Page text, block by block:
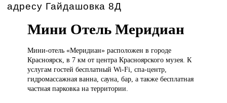
адресу Гайдашовка 8Д
Мини Отель Меридиан
Мини-отель «Меридиан»расположен в городе
Красноярск, в 7 км от центра Красноярского музея. К
услугам гостей бесплатный Wi-Fi, спа-центр,
гидромассажная ванна, сауна, бар, а также бесплатная
частная парковка на территории.